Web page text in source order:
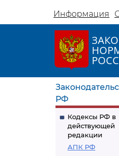
Информация
РФ
Кодексы РФ в
действующей
редакции
АПК РФ